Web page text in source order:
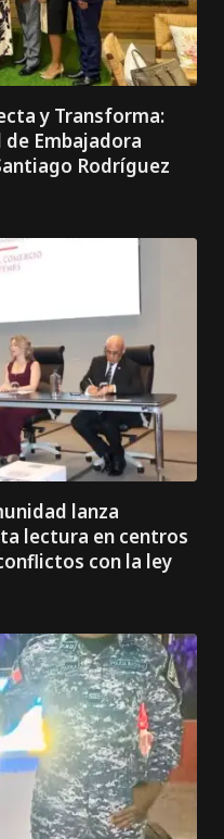
y Transforma:
Embajadora
Rodríguez
lanza
lectura en centros
con la ley